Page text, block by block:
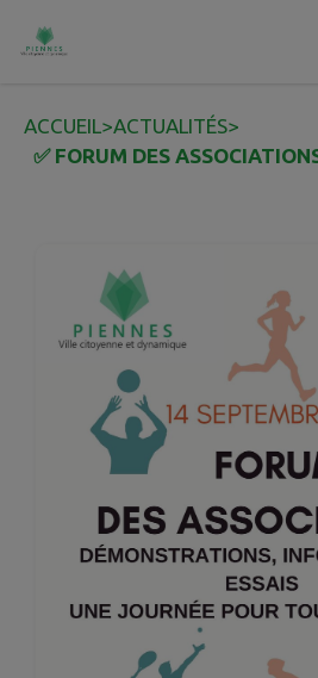
Contenu
ACCUEIL>ACTUALITÉS>
✅ FORUM DES